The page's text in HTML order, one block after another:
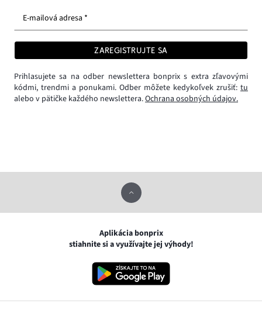
E-mailová adresa *
ZAREGISTRUJTE SA
Prihlasujete sa na odber newslettera bonprix s extra zľavovými
kódmi, trendmi a ponukami. Odber môžete kedykoľvek zrušiť: tu
alebo v pätičke každého newslettera.Ochrana osobných údajov.
Aplikácia bonprix
stiahnite si a využívajte jej výhody!